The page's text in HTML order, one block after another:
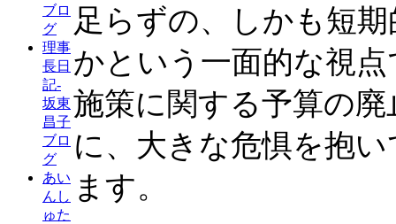
ブロ
グ
理事
長日
記-
坂東
昌子
ブロ
グ
あい
んし
ゅた
足らずの、しかも短
かという一面的な視
施策に関する予算の
に、大きな危惧を抱
ます。